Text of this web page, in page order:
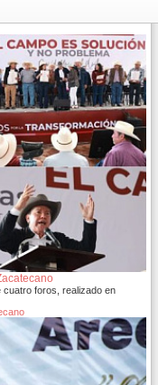
cuatro foros, realizado en